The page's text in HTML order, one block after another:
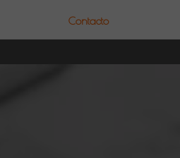
Contacto